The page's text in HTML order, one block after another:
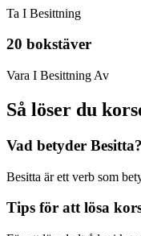
Ta I Besittning
20 bokstäver
Vara I Besittning Av
Så löser du
Vad betyder Besitta?
Besitta är ett verb som
Tips för att lösa